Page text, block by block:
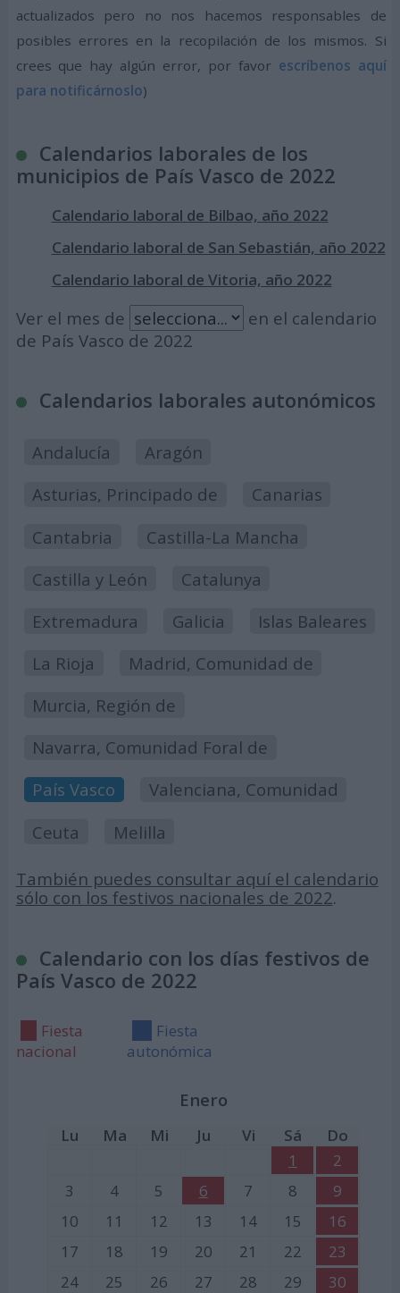
actualizados pero no nos hacemos responsables de
posibles errores en la recopilación de los mismos. Si
crees que hay algún error, por favor escríbenos aquí
para notificárnoslo)
Calendarios laborales de los
municipios de País Vasco de 2022
Calendario laboral de Bilbao, año 2022
Calendario laboral de San Sebastián, año 2022
Calendario laboral de Vitoria, año 2022
Ver el mes de
en el calendario
de País Vasco de 2022
Calendarios laborales autonómicos
Andalucía
Aragón
Asturias, Principado de
Canarias
Cantabria
Castilla-La Mancha
Castilla y León
Catalunya
Extremadura
Galicia
Islas Baleares
La Rioja
Madrid, Comunidad de
Murcia, Región de
Navarra, Comunidad Foral de
País Vasco
Valenciana, Comunidad
Ceuta
Melilla
También puedes consultar aquí el calendario
sólo con los festivos nacionales de 2022.
Calendario con los días festivos de
País Vasco de 2022
Fiesta
nacional
Fiesta
autonómica
Enero
Lu Ma Mi Ju Vi Sá
Do
1
2
3
4 5 6 7 8
9
10
11 12 13 14 15
16
17
18 19 20 21 22
23
24
25 26 27 28 29 30